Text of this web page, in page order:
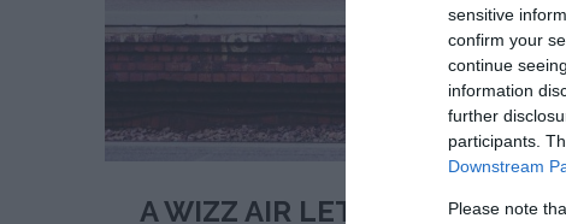
sensitive
confirm your
continue
information
further
participants.
Downstream
Please note
A WIZZ AIR LETT A